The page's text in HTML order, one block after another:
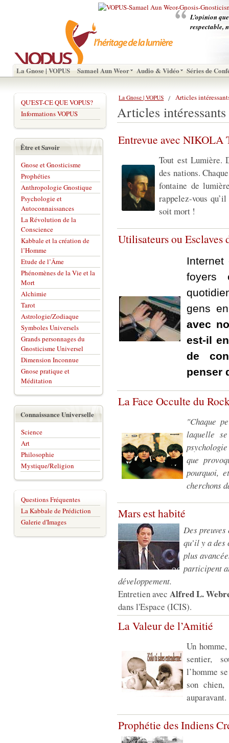
L’opinion
respectable,
La Gnose | VOPUS Samael Aun Weor Audio & Vidéo Séries de
La Gnose | VOPUS Articles
Articles intéressants
Entrevue avec NIKOLA
Tout est Lumière.
des nations.
fontaine de
rappelez-vous
soit mort !
Utilisateurs ou Esclaves
foyers
gens
avec
est-il
de
penser
La Face Occulte du
"Chaque
laquelle
que
pourquoi,
cherchons
Mars est habité
Des
qu’il y a
plus
participent
développement.
Entretien avecAlfred L.
dans l'Espace (ICIS).
La Valeur de l’Amitié
Un
sentier,
l’homme
son chien,
auparavant.
Prophétie des Indiens
QU'EST-CE QUE VOPUS?
Informations VOPUS
Être et Savoir
Gnose et Gnosticisme
Prophéties
Anthropologie Gnostique
Psychologie et
Autoconnaissances
La Révolution de la
Conscience
Kabbale et la création de
l’Homme
Etude de l’Âme
Phénomènes de la Vie et la
Mort
Alchimie
Tarot
Astrologie/Zodiaque
Symboles Universels
Grands personnages du
Gnosticisme Universel
Dimension Inconnue
Gnose pratique et
Méditation
Connaissance Universelle
Science
Art
Philosophie
Mystique/Religion
Questions Fréquentes
La Kabbale de Prédiction
Galerie d'Images